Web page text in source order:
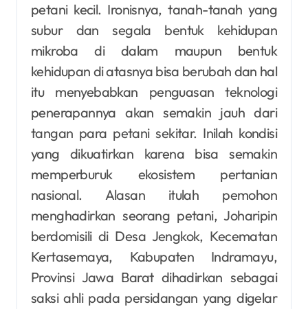
petani kecil. Ironisnya, tanah-tanah yang
subur dan segala bentuk kehidupan
mikroba di dalam maupun bentuk
kehidupan di atasnya bisa berubah dan hal
itu menyebabkan penguasan teknologi
penerapannya akan semakin jauh dari
tangan para petani sekitar. Inilah kondisi
yang dikuatirkan karena bisa semakin
memperburuk ekosistem pertanian
nasional. Alasan itulah pemohon
menghadirkan seorang petani, Joharipin
berdomisili di Desa Jengkok, Kecematan
Kertasemaya, Kabupaten Indramayu,
Provinsi Jawa Barat dihadirkan sebagai
saksi ahli pada persidangan yang digelar